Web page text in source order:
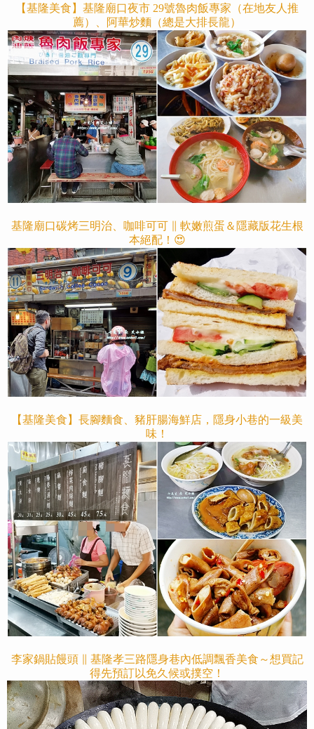
【基隆美食】基隆廟口夜市 29號魯肉飯專家（在地友人推
薦）、阿華炒麵（總是大排長龍）
基隆廟口碳烤三明治、咖啡可可 ∥ 軟嫩煎蛋＆隱藏版花生根
本絕配！😍
【基隆美食】長腳麵食、豬肝腸海鮮店，隱身小巷的一級美
味！
李家鍋貼饅頭 ∥ 基隆孝三路隱身巷內低調飄香美食～想買記
得先預訂以免久候或撲空！